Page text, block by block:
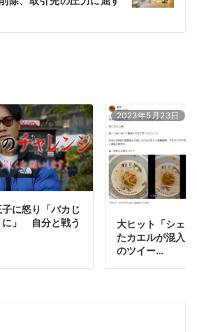
に怒り「バカじ
に」 自分と戦う
2023年5月23日
大ヒット「シェ
たカエルが混入
のツイー…